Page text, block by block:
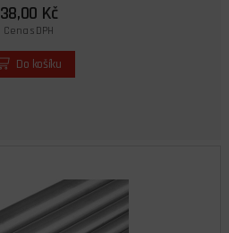
38,00 Kč
Cena s DPH
Do košíku